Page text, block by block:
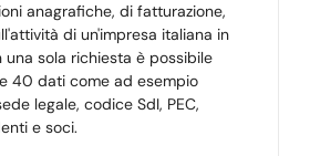
anagrafiche, di fatturazione,
di un'impresa italiana in
una sola richiesta è possibile
40 dati come ad esempio
legale, codice SdI, PEC,
e soci.